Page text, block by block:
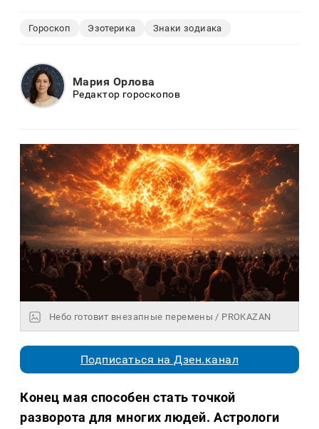
Гороскоп Эзотерика Знаки зодиака
Мария Орлова
Редактор гороскопов
Небо готовит внезапные перемены / PROKAZAN
Подписаться на Дзен.канал
Конец мая способен стать точкой
разворота для многих людей. Астрологи